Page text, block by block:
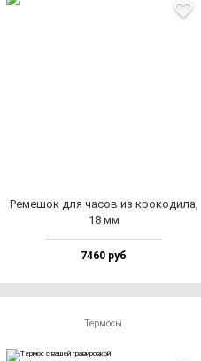
Реме­шок для ча­сов из кро­ко­ди­ла,
18 мм
7460 руб
Термосы